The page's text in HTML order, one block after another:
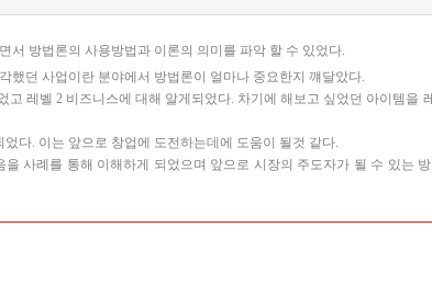
서 방법론의 사용방법과 이론의 의미를 파악 할 수 있었다.
했던 사업이란 분야에서 방법론이 얼마나 중요한지 꺠달았다.
레벨 2 비즈니스에 대해 알게되었다. 차기에 해보고 싶었던 아이템을
다. 이는 앞으로 창업에 도전하는데에 도움이 될것 같다.
사례를 통해 이해하게 되었으며 앞으로 시장의 주도자가 될 수 있는